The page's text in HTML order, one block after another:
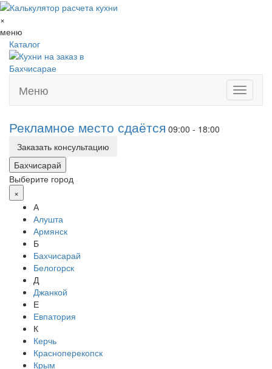
×
меню
Каталог
Toggle
Меню
Рекламное место сдаётся 09:00 - 18:00
Заказать консультацию
Бахчисарай
Выберите город
×
А
Алушта
Армянск
Б
Бахчисарай
Белогорск
Д
Джанкой
Е
Евпатория
К
Керчь
Красноперекопск
Крым